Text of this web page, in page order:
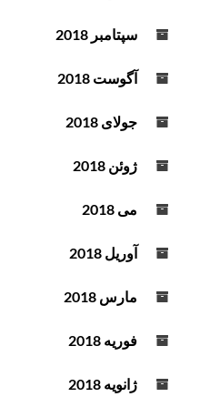
سپتامبر 2018
آگوست 2018
جولای 2018
ژوئن 2018
می 2018
آوریل 2018
مارس 2018
فوریه 2018
ژانویه 2018